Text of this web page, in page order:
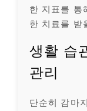
한 지표를 통
한 치료를 받
생활 습
관리
단순히 감마